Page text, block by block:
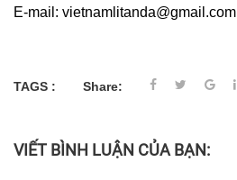
E-mail: vietnamlitanda@gmail.com
TAGS : Share:
VIẾT BÌNH LUẬN CỦA BẠN: